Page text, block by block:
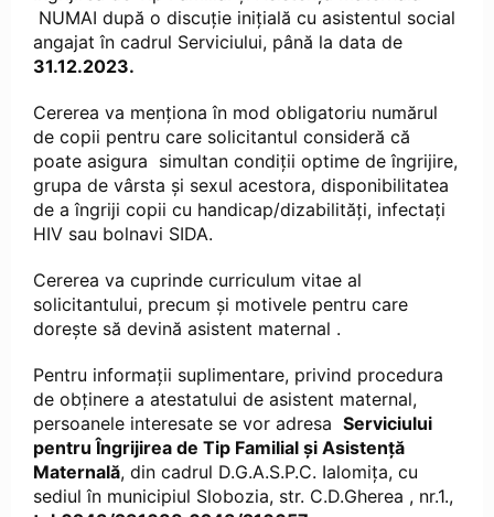
NUMAI după o discuţie iniţială cu asistentul social
angajat în cadrul Serviciului, până la data de
31.12.2023.
Cererea va menţiona în mod obligatoriu numărul
de copii pentru care solicitantul consideră că
poate asigura simultan condiţii optime de îngrijire,
grupa de vârsta şi sexul acestora, disponibilitatea
de a îngriji copii cu handicap/dizabilităţi, infectaţi
HIV sau bolnavi SIDA.
Cererea va cuprinde curriculum vitae al
solicitantului, precum şi motivele pentru care
doreşte să devină asistent maternal .
Pentru informații suplimentare, privind procedura
de obținere a atestatului de asistent maternal,
persoanele interesate se vor adresa Serviciului
pentru Îngrijirea de Tip Familial și Asistență
Maternală, din cadrul D.G.A.S.P.C. Ialomița, cu
sediul în municipiul Slobozia, str. C.D.Gherea , nr.1.,